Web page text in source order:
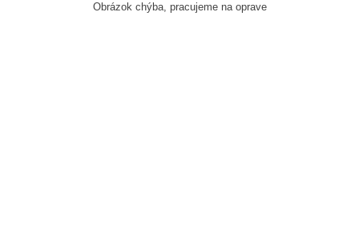
Obrázok chýba, pracujeme na oprave